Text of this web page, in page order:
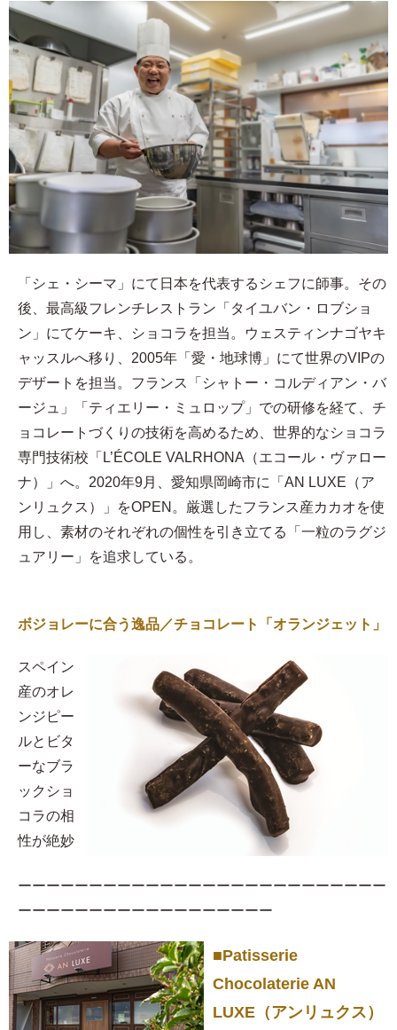
「シェ・シーマ」にて日本を代表するシェフに師事。その
後、最高級フレンチレストラン「タイユバン・ロブショ
ン」にてケーキ、ショコラを担当。ウェスティンナゴヤキ
ャッスルへ移り、2005年「愛・地球博」にて世界のVIPの
デザートを担当。フランス「シャトー・コルディアン・バ
ージュ」「ティエリー・ミュロップ」での研修を経て、チ
ョコレートづくりの技術を高めるため、世界的なショコラ
専門技術校「L’ÉCOLE VALRHONA（エコール・ヴァロー
ナ）」へ。2020年9月、愛知県岡崎市に「AN LUXE（ア
ンリュクス）」をOPEN。厳選したフランス産カカオを使
用し、素材のそれぞれの個性を引き立てる「一粒のラグジ
ュアリー」を追求している。
ボジョレーに合う逸品／チョコレート「オランジェット」
スペイン
産のオレ
ンジピー
ルとビタ
ーなブラ
ックショ
コラの相
性が絶妙
ーーーーーーーーーーーーーーーーーーーーーーーーーー
ーーーーーーーーーーーーーーーーーー
■Patisserie
Chocolaterie AN
LUXE（アンリュクス）